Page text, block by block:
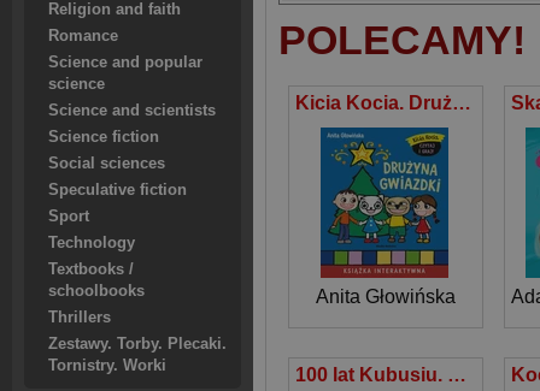
Religion and faith
Romance
Science and popular
science
Science and scientists
Science fiction
Social sciences
Speculative fiction
Sport
Technology
Textbooks /
schoolbooks
Thrillers
Zestawy. Torby. Plecaki.
Tornistry. Worki
POLECAMY!
Kicia Kocia. Drużyna Gwiazdki
Anita Głowińska
100 lat Kubusiu. Opowiastka z dźwiękami i światełkami. Disney Kubuś i przyjaciele